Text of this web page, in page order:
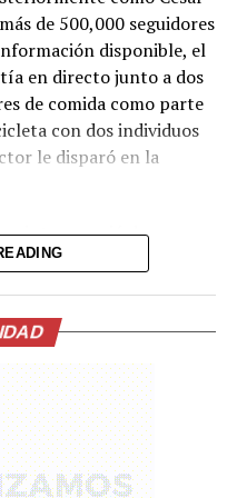
este terrible
de lo ocurrido entre
de Seguridad del
de 500,000 seguidores
disponible, el
en directo junto a dos
de comida como parte
con dos individuos
le disparó en la
se interrumpió de
fue retirado de la
imágenes del
de la
medio de